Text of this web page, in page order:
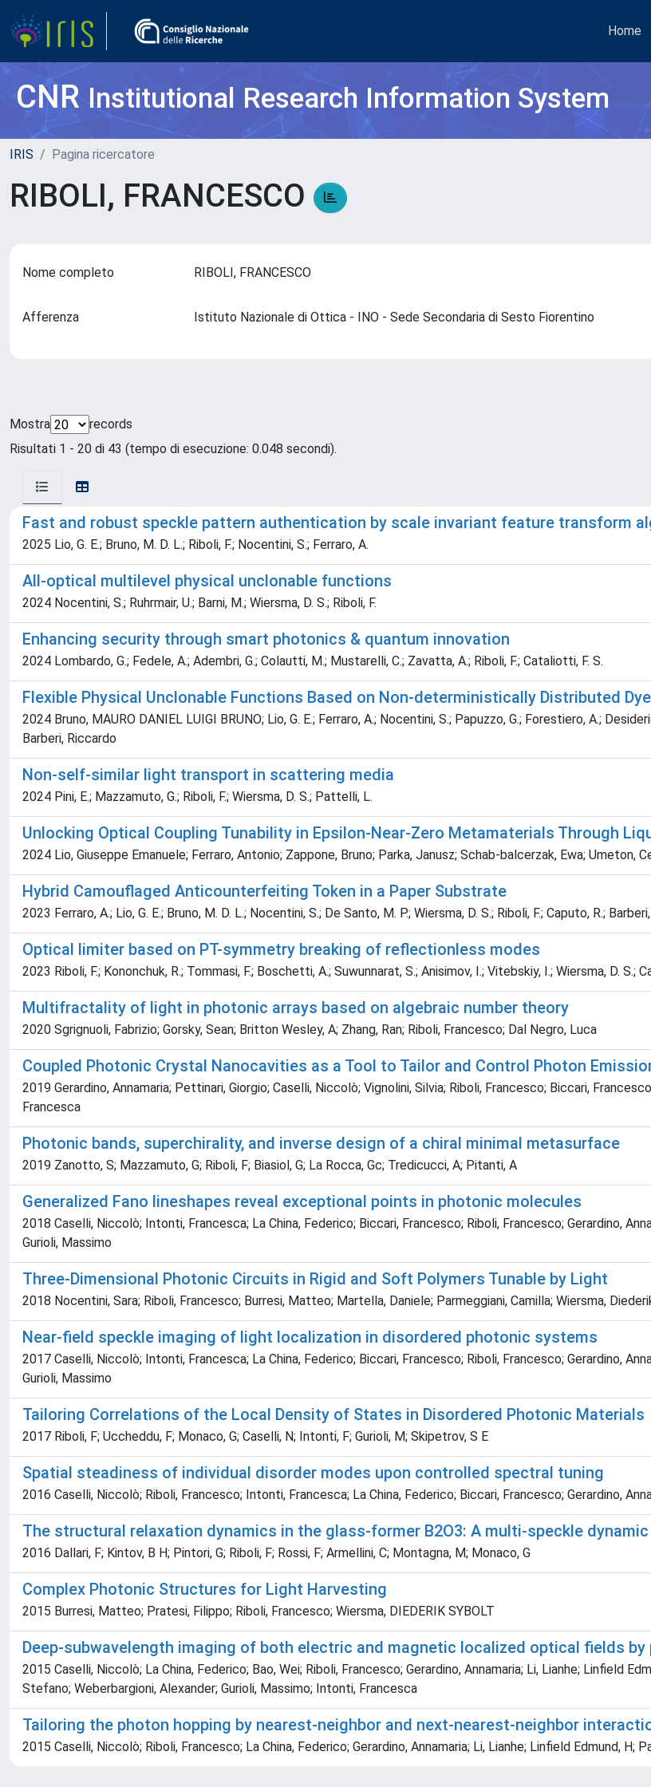
Home
CNRInstitutional Research Information System
IRIS Pagina ricercatore
RIBOLI, FRANCESCO
Nome completo RIBOLI, FRANCESCO
Afferenza Istituto Nazionale di Ottica - INO - Sede Secondaria di Sesto Fiorentino
Mostra
records
Risultati 1 - 20 di 43 (tempo di esecuzione: 0.048 secondi).
Fast and robust speckle pattern authentication by scale invariant feature transform
2025 Lio, G. E.; Bruno, M. D. L.; Riboli, F.; Nocentini, S.; Ferraro, A.
All-optical multilevel physical unclonable functions
2024 Nocentini, S.; Ruhrmair, U.; Barni, M.; Wiersma, D. S.; Riboli, F.
Enhancing security through smart photonics & quantum innovation
2024 Lombardo, G.; Fedele, A.; Adembri, G.; Colautti, M.; Mustarelli, C.; Zavatta, A.; Riboli, F.; Cataliotti, F. S.
Flexible Physical Unclonable Functions Based on Non-deterministically Distributed
2024 Bruno, MAURO DANIEL LUIGI BRUNO; Lio, G. E.; Ferraro, A.; Nocentini, S.; Papuzzo, G.; Forestiero, A.;
Barberi, Riccardo
Non-self-similar light transport in scattering media
2024 Pini, E.; Mazzamuto, G.; Riboli, F.; Wiersma, D. S.; Pattelli, L.
Unlocking Optical Coupling Tunability in Epsilon‐Near‐Zero Metamaterials Through
2024 Lio, Giuseppe Emanuele; Ferraro, Antonio; Zappone, Bruno; Parka, Janusz; Schab‐balcerzak, Ewa; Umeton,
Hybrid Camouflaged Anticounterfeiting Token in a Paper Substrate
2023 Ferraro, A.; Lio, G. E.; Bruno, M. D. L.; Nocentini, S.; De Santo, M. P.; Wiersma, D. S.; Riboli, F.; Caputo, R.; Barberi,
Optical limiter based on PT-symmetry breaking of reflectionless modes
2023 Riboli, F.; Kononchuk, R.; Tommasi, F.; Boschetti, A.; Suwunnarat, S.; Anisimov, I.; Vitebskiy, I.; Wiersma, D. S.;
Multifractality of light in photonic arrays based on algebraic number theory
2020 Sgrignuoli, Fabrizio; Gorsky, Sean; Britton Wesley, A; Zhang, Ran; Riboli, Francesco; Dal Negro, Luca
Coupled Photonic Crystal Nanocavities as a Tool to Tailor and Control Photon
2019 Gerardino, Annamaria; Pettinari, Giorgio; Caselli, Niccolò; Vignolini, Silvia; Riboli, Francesco; Biccari,
Francesca
Photonic bands, superchirality, and inverse design of a chiral minimal metasurface
2019 Zanotto, S; Mazzamuto, G; Riboli, F; Biasiol, G; La Rocca, Gc; Tredicucci, A; Pitanti, A
Generalized Fano lineshapes reveal exceptional points in photonic molecules
2018 Caselli, Niccolò; Intonti, Francesca; La China, Federico; Biccari, Francesco; Riboli, Francesco; Gerardino,
Gurioli, Massimo
Three-Dimensional Photonic Circuits in Rigid and Soft Polymers Tunable by Light
2018 Nocentini, Sara; Riboli, Francesco; Burresi, Matteo; Martella, Daniele; Parmeggiani, Camilla; Wiersma,
Near-field speckle imaging of light localization in disordered photonic systems
2017 Caselli, Niccolò; Intonti, Francesca; La China, Federico; Biccari, Francesco; Riboli, Francesco; Gerardino,
Gurioli, Massimo
Tailoring Correlations of the Local Density of States in Disordered Photonic Materials
2017 Riboli, F; Uccheddu, F; Monaco, G; Caselli, N; Intonti, F; Gurioli, M; Skipetrov, S E
Spatial steadiness of individual disorder modes upon controlled spectral tuning
2016 Caselli, Niccolò; Riboli, Francesco; Intonti, Francesca; La China, Federico; Biccari, Francesco; Gerardino,
The structural relaxation dynamics in the glass-former B2O3: A multi-speckle
2016 Dallari, F; Kintov, B H; Pintori, G; Riboli, F; Rossi, F; Armellini, C; Montagna, M; Monaco, G
Complex Photonic Structures for Light Harvesting
2015 Burresi, Matteo; Pratesi, Filippo; Riboli, Francesco; Wiersma, DIEDERIK SYBOLT
Deep-subwavelength imaging of both electric and magnetic localized optical fields by
2015 Caselli, Niccolò; La China, Federico; Bao, Wei; Riboli, Francesco; Gerardino, Annamaria; Li, Lianhe; Linfield
Stefano; Weberbargioni, Alexander; Gurioli, Massimo; Intonti, Francesca
Tailoring the photon hopping by nearest-neighbor and next-nearest-neighbor
2015 Caselli, Niccolò; Riboli, Francesco; La China, Federico; Gerardino, Annamaria; Li, Lianhe; Linfield Edmund, H;